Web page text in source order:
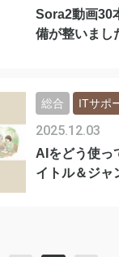
Sora2動画30
備が整いまし
AIをどう使っ
イトル＆ジャ
2025.12.03
総合 ITサポ